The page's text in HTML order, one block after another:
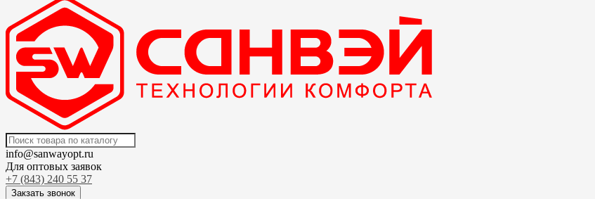
info@sanwayopt.ru
Для оптовых заявок
+7 (843) 240 55 37
Закзать звонок